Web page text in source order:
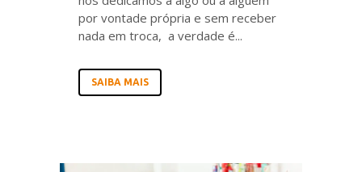
por vontade própria e sem receber
nada em troca, a verdade é...
SAIBA MAIS